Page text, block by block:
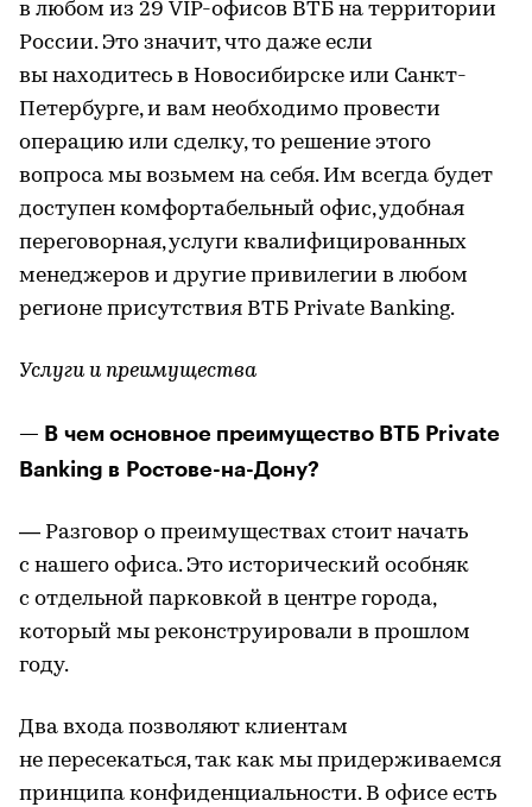
в любом из 29 VIP-офисов ВТБ на территории
России. Это значит, что даже если
вы находитесь в Новосибирске или Санкт-
Петербурге, и вам необходимо провести
операцию или сделку, то решение этого
вопроса мы возьмем на себя. Им всегда будет
доступен комфортабельный офис, удобная
переговорная, услуги квалифицированных
менеджеров и другие привилегии в любом
регионе присутствия ВТБ Private Banking.
Услуги и преимущества
— В чем основное преимущество ВТБ Private
Banking в Ростове-на-Дону?
— Разговор о преимуществах стоит начать
с нашего офиса. Это исторический особняк
с отдельной парковкой в центре города,
который мы реконструировали в прошлом
году.
Два входа позволяют клиентам
не пересекаться, так как мы придерживаемся
принципа конфиденциальности. В офисе есть